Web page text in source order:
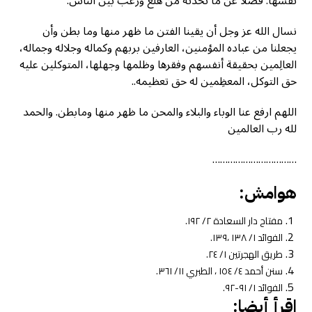
نسال الله عز وجل أن يقينا الفتن ما ظهر منها وما بطن وأن
يجعلنا من عباده المؤمنين، العارفين بربهم وكماله وجلاله وجماله،
العالِمين بحقيقة أنفسهم وفقرها وظلمها وجهلها، المتوكلين عليه
حق التوكل، المعظِمين له حق تعظيمه..
اللهم ارفع عنا الوباء والبلاء والمحن ما ظهر منها ومابطن. والحمد
لله رب العالمين
……………………………
هوامش:
مفتاح دار السعادة ٢/ ١٩٢.
الفوائد ١/ ١٣٨ ،١٣٩.
طريق الهجرتين ١/ ٢٤.
سنن أحمد ٤/ ١٥٤ ، الطبري ١١/ ٣٦١.
الفوائد ١/ ٩١-٩٢.
اقرأ أيضا: